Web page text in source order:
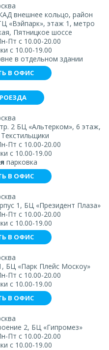
внешнее кольцо, район
«Вэйпарк», этаж 1, метро
Пятницкое шоссе
Пт с 10.00-20.00
с 10.00-19.00
в отдельном здании
В ОФИС
2 БЦ «Альтерком», 6 этаж,
Пт с 10.00-20.00
с 10.00-19.00
парковка
В ОФИС
1, БЦ «Президент Плаза»
Пт с 10.00-20.00
с 10.00-19.00
В ОФИС
БЦ «Парк Плейс Москоу»
Пт с 10.00-20.00
с 10.00-19.00
В ОФИС
2, БЦ «Гипромез»
Пт с 10.00-20.00
с 10.00-19.00